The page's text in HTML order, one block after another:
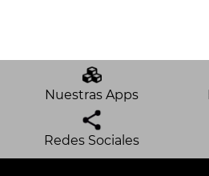
Nuestras Apps
Redes Sociales